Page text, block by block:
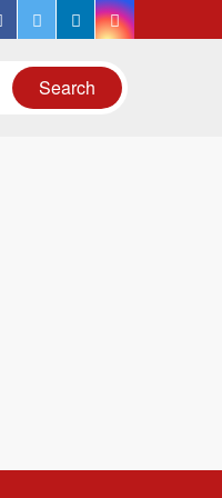
facebook
twitterlinkedininstagram